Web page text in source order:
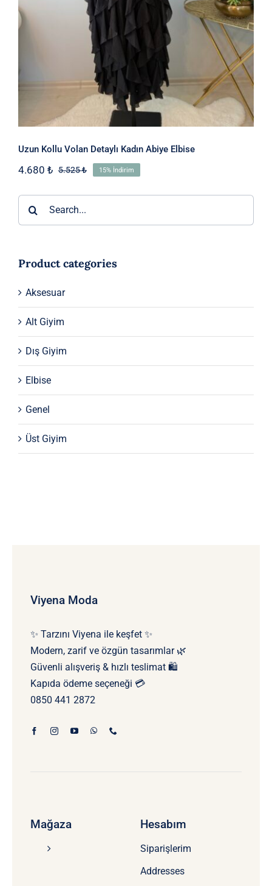
Uzun Kollu Volan Detaylı Kadın Abiye Elbise
5.525₺Orijinal
5.525 ₺.
4.680 ₺
Şu
fiyat:
4.680 ₺.
15% İndirim
Product categories
Aksesuar
Alt Giyim
Dış Giyim
Elbise
Genel
Üst Giyim
Viyena Moda
✨ Tarzını Viyena ile keşfet ✨
Modern, zarif ve özgün tasarımlar 🌿
Güvenli alışveriş & hızlı teslimat 🛍️
Kapıda ödeme seçeneği 💳
0850 441 2872
Mağaza Hesabım
Siparişlerim
Addresses